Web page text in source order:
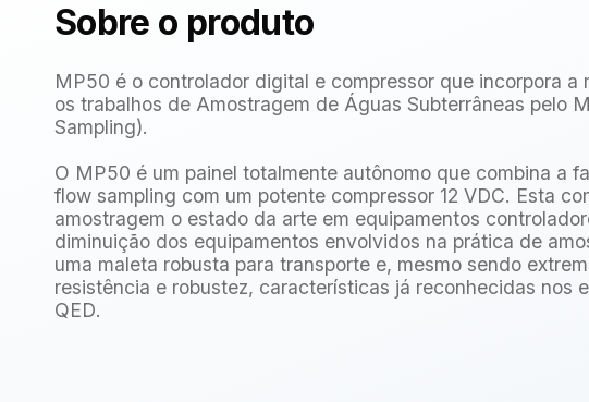
Sobre o produto
MP50 é o controlador digital e compressor que incorpora
os trabalhos de Amostragem de Águas Subterrâneas pelo
Sampling).
O MP50 é um painel totalmente autônomo que combina a
flow sampling com um potente compressor 12 VDC. Esta
amostragem o estado da arte em equipamentos
diminuição dos equipamentos envolvidos na prática de
uma maleta robusta para transporte e, mesmo sendo
resistência e robustez, características já reconhecidas nos
QED.